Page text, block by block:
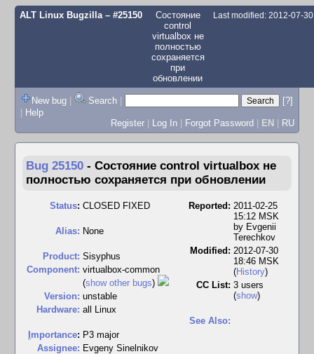
ALT Linux Bugzilla– #25150
Состояние
control
virtualbox не
полностью
сохраняется
при
обновлении
Last modified: 2012-07-
New bug | Search |
[?]
| Help
Register | Log In | Forgot Password | EN | RU
Bug 25150 - Состояние control virtualbox не
полностью сохраняется при обновлении
Status: CLOSED FIXED
Alias: None
Product: Sisyphus
Component: virtualbox-common
(show other bugs)
Version: unstable
Hardware: all Linux
mportance: P3 major
Assignee: Evgeny Sinelnikov
Reported: 2011-02-25
15:12 MSK
by Evgenii
Terechkov
Modified: 2012-07-30
18:46 MSK
(History)
CC List: 3 users
(show)
See Also: